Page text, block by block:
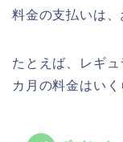
料金の支払いは、
たとえば、レギ
カ月の料金はい